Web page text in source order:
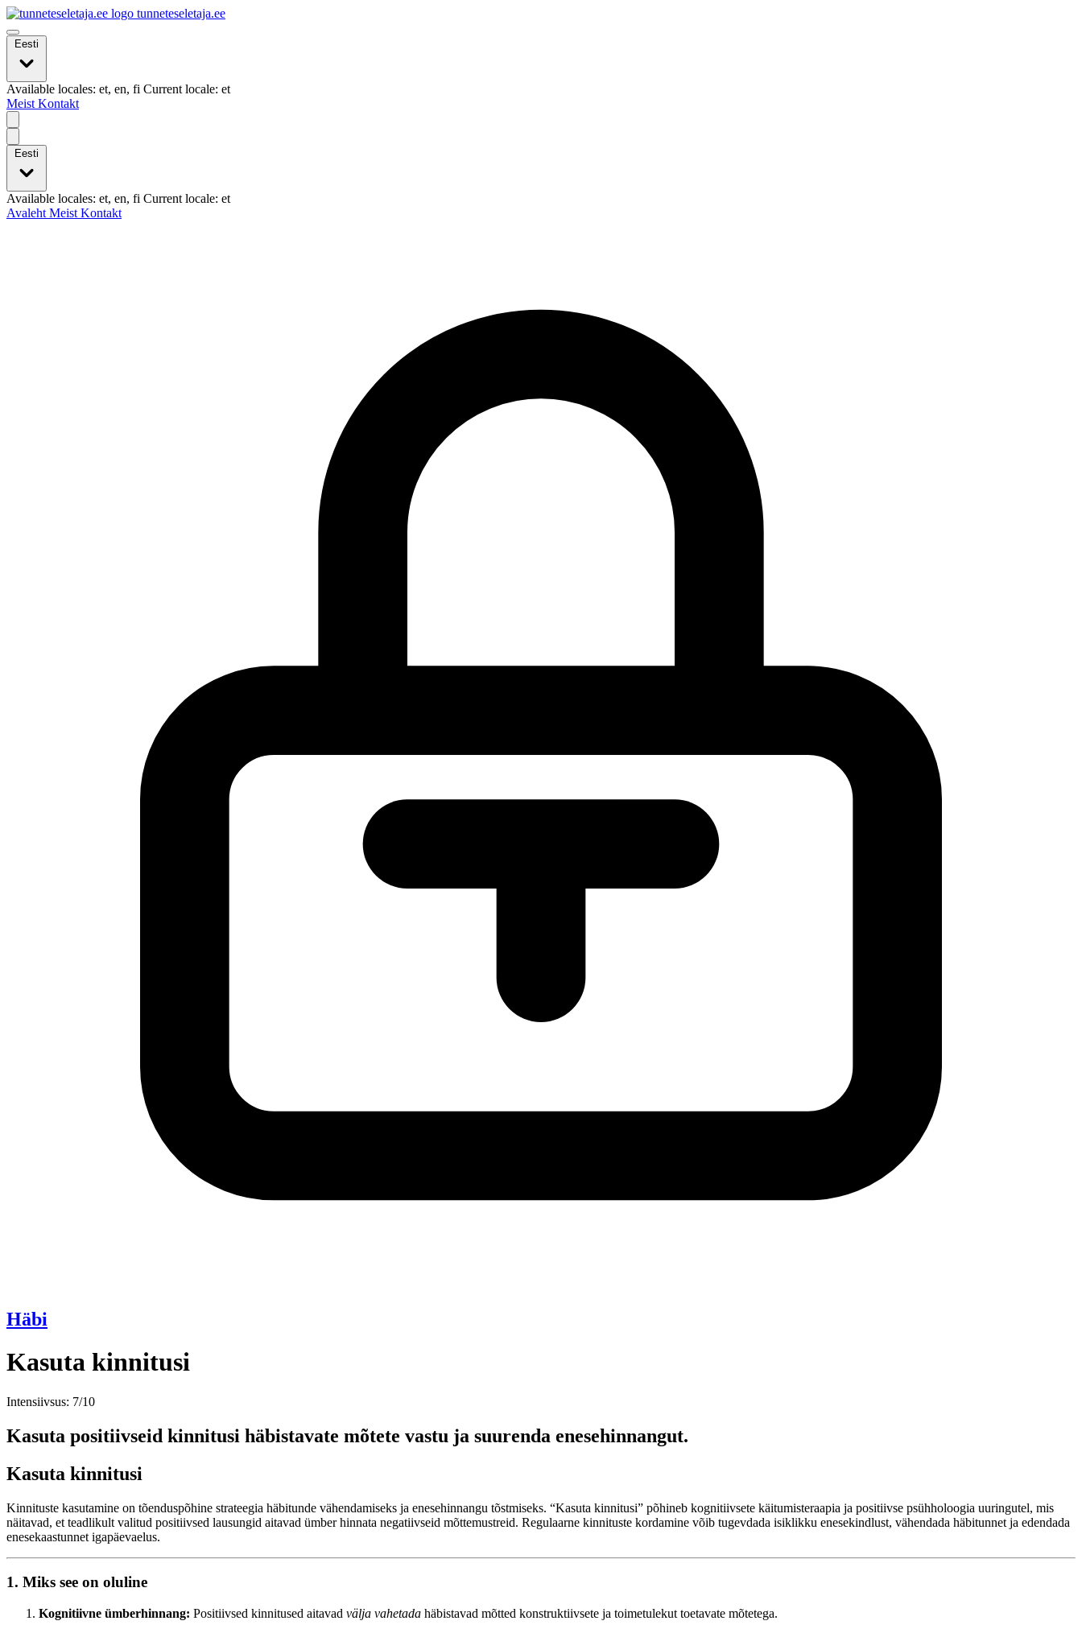
tunneteseletaja.ee
Eesti
Available locales: et, en, fi Current locale: et
Meist Kontakt
Eesti
Available locales: et, en, fi Current locale: et
Avaleht Meist Kontakt
Häbi
Kasuta kinnitusi
Intensiivsus: 7/10
Kasuta positiivseid kinnitusi häbistavate mõtete vastu ja suurenda enesehinnangut.
Kasuta kinnitusi
Kinnituste kasutamine on tõenduspõhine strateegia häbitunde vähendamiseks ja enesehinnangu tõstmiseks. “Kasuta kinnitusi” põhineb kognitiivsete käitumisteraapia ja positiivse psühholoogia uuringutel, mis
näitavad, et teadlikult valitud positiivsed lausungid aitavad ümber hinnata negatiivseid mõttemustreid. Regulaarne kinnituste kordamine võib tugevdada isiklikku enesekindlust, vähendada häbitunnet ja edendada
enesekaastunnet igapäevaelus.
1. Miks see on oluline
Kognitiivne ümberhinnang: Positiivsed kinnitused aitavad välja vahetada häbistavad mõtted konstruktiivsete ja toimetulekut toetavate mõtetega.